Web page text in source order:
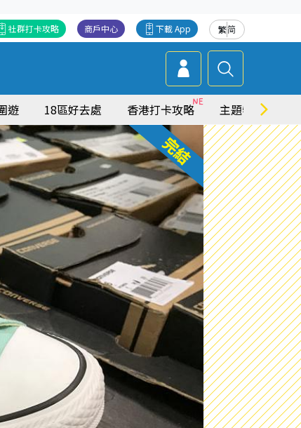
繁简
下載 App
商戶中心
社群打卡攻略
遊 18區好去處 香港打卡攻略 主題特集